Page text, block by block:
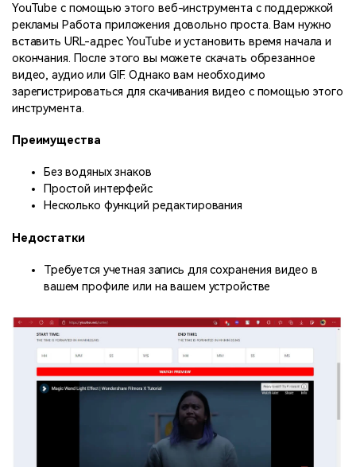
YouTube с помощью этого веб-инструмента с поддержкой
рекламы Работа приложения довольно проста. Вам нужно
вставить URL-адрес YouTube и установить время начала и
окончания. После этого вы можете скачать обрезанное
видео, аудио или GIF. Однако вам необходимо
зарегистрироваться для скачивания видео с помощью этого
инструмента.
Преимущества
Без водяных знаков
Простой интерфейс
Несколько функций редактирования
Недостатки
Требуется учетная запись для сохранения видео в
вашем профиле или на вашем устройстве